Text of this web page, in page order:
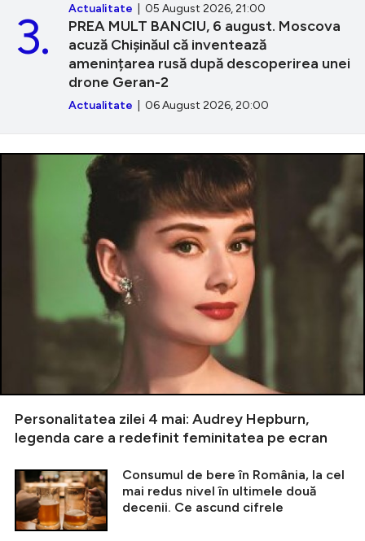
Actualitate | 05 August 2026, 21:00
PREA MULT BANCIU, 6 august. Moscova
acuză Chișinăul că inventează
amenințarea rusă după descoperirea unei
drone Geran-2
Actualitate | 06 August 2026, 20:00
3.
Personalitatea zilei 4 mai: Audrey Hepburn,
legenda care a redefinit feminitatea pe ecran
Consumul de bere în România, la cel
mai redus nivel în ultimele două
decenii. Ce ascund cifrele